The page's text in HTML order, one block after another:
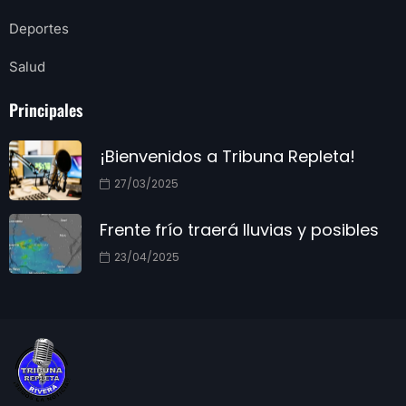
Deportes
Salud
Principales
¡Bienvenidos a Tribuna Repleta!
27/03/2025
Frente frío traerá lluvias y posibles
23/04/2025